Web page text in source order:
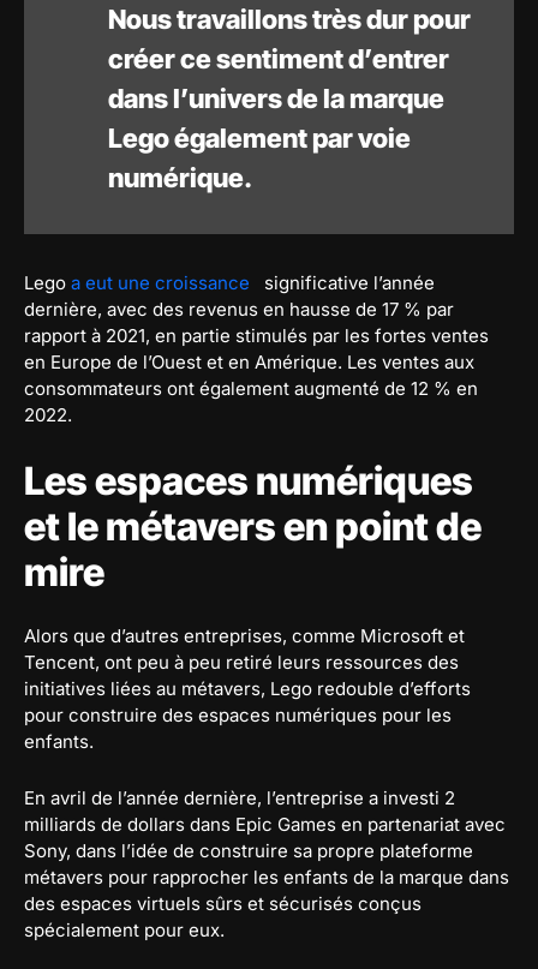
Nous travaillons très dur pour
créer ce sentiment d’entrer
dans l’univers de la marque
Lego également par voie
numérique.
Lego a eut une croissance
significative l’année
dernière, avec des revenus en hausse de 17 % par
rapport à 2021, en partie stimulés par les fortes ventes
en Europe de l’Ouest et en Amérique. Les ventes aux
consommateurs ont également augmenté de 12 % en
2022.
Les espaces numériques
et le métavers en point de
mire
Alors que d’autres entreprises, comme Microsoft et
Tencent, ont peu à peu retiré leurs ressources des
initiatives liées au métavers, Lego redouble d’efforts
pour construire des espaces numériques pour les
enfants.
En avril de l’année dernière, l’entreprise a investi 2
milliards de dollars dans Epic Games en partenariat avec
Sony, dans l’idée de construire sa propre plateforme
métavers pour rapprocher les enfants de la marque dans
des espaces virtuels sûrs et sécurisés conçus
spécialement pour eux.